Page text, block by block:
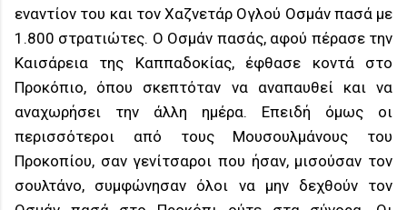
εναντίον του και τον Χαζνετάρ Ογλού Οσμάν πασά με
1.800 στρατιώτες. Ο Οσμάν πασάς, αφού πέρασε την
Καισάρεια της Καππαδοκίας, έφθασε κοντά στο
Προκόπιο, όπου σκεπτόταν να αναπαυθεί και να
αναχωρήσει την άλλη ημέρα. Επειδή όμως οι
περισσότεροι από τους Μουσουλμάνους του
Προκοπίου, σαν γενίτσαροι που ήσαν, μισούσαν τον
σουλτάνο, συμφώνησαν όλοι να μην δεχθούν τον